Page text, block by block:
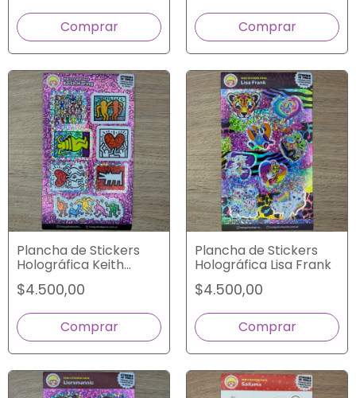
Plancha de Stickers
Holográfica Keith
Haring
$4.500,00
Plancha de Stickers
Holográfica Lisa Frank
$4.500,00